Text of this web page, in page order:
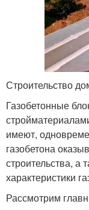
Строительство
Газобетонные
имеют,
газобетона
строительства, а
характеристики
Рассмотрим